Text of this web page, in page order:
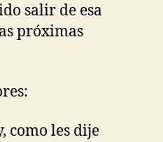
salir de esa
próximas
como les dije